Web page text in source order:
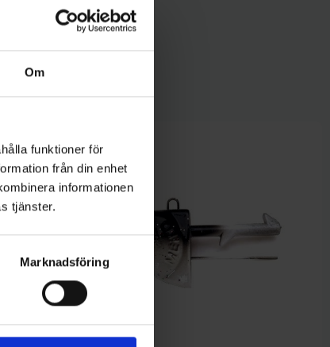
Om
funktioner för
från din enhet
informationen
tjänster.
Marknadsföring